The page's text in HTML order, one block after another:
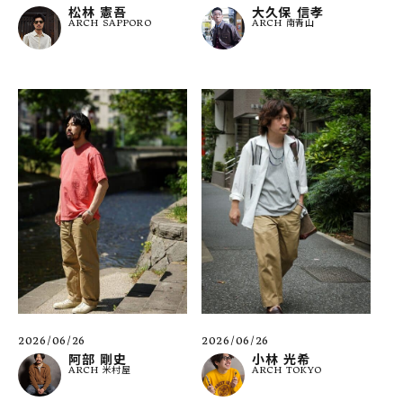
松林 憲吾
ARCH SAPPORO
大久保 信孝
ARCH 南青山
2026/06/26
阿部 剛史
ARCH 米村屋
2026/06/26
小林 光希
ARCH TOKYO